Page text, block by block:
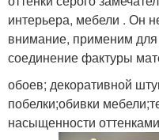
интерьера, мебели . Он
внимание, применим
соединение фактуры
обоев; декоративной
побелки;обивки
насыщенности